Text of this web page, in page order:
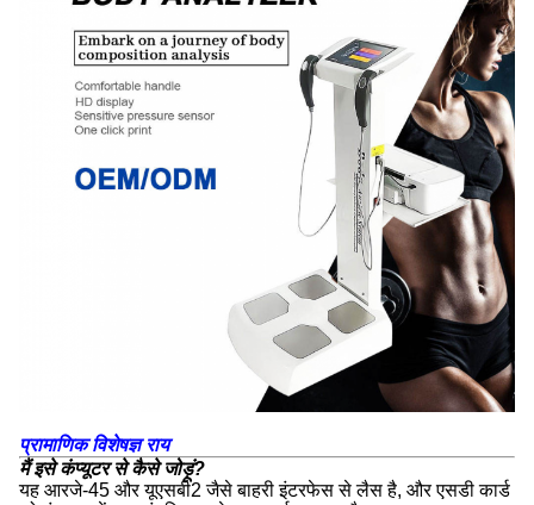
प्रामाणिक विशेषज्ञ राय
मैं इसे कंप्यूटर से कैसे जोड़ूं?
यह आरजे-45 और यूएसबी2 जैसे बाहरी इंटरफेस से लैस है, और एसडी कार्ड